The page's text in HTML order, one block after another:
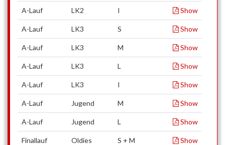
A-Lauf LK2 I Show
A-Lauf LK3 S Show
A-Lauf LK3 M Show
A-Lauf LK3 L Show
A-Lauf LK3 I Show
A-Lauf Jugend M Show
A-Lauf Jugend L Show
Finallauf Oldies S + M Show